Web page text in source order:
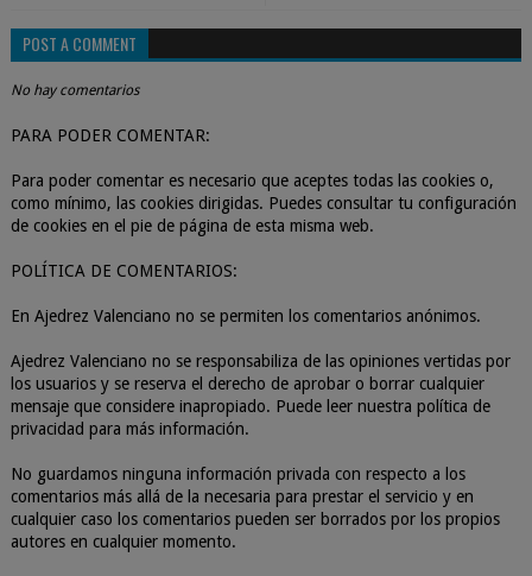
POST A COMMENT
No hay comentarios
PARA PODER COMENTAR:
Para poder comentar es necesario que aceptes todas las cookies o,
como mínimo, las cookies dirigidas. Puedes consultar tu configuración
de cookies en el pie de página de esta misma web.
POLÍTICA DE COMENTARIOS:
En Ajedrez Valenciano no se permiten los comentarios anónimos.
Ajedrez Valenciano no se responsabiliza de las opiniones vertidas por
los usuarios y se reserva el derecho de aprobar o borrar cualquier
mensaje que considere inapropiado. Puede leer nuestra política de
privacidad para más información.
No guardamos ninguna información privada con respecto a los
comentarios más allá de la necesaria para prestar el servicio y en
cualquier caso los comentarios pueden ser borrados por los propios
autores en cualquier momento.